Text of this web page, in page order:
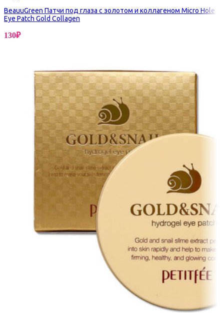
BeauuGreen Патчи под глаза с золотом и коллагеном Micro Hole
Eye Patch Gold Collagen
130₽